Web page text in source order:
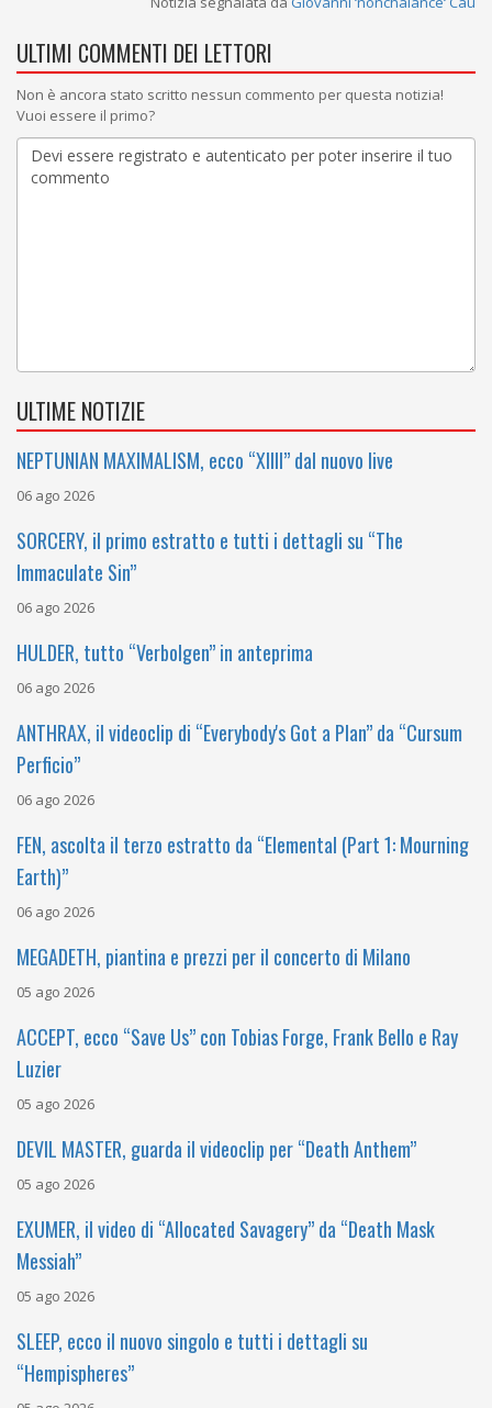
ULTIMI COMMENTI DEI LETTORI
Non è ancora stato scritto nessun commento per questa notizia!
Vuoi essere il primo?
ULTIME NOTIZIE
NEPTUNIAN MAXIMALISM, ecco “XIIII” dal nuovo live
06 ago 2026
SORCERY, il primo estratto e tutti i dettagli su “The
Immaculate Sin”
06 ago 2026
HULDER, tutto “Verbolgen” in anteprima
06 ago 2026
ANTHRAX, il videoclip di “Everybody's Got a Plan” da “Cursum
Perficio”
06 ago 2026
FEN, ascolta il terzo estratto da “Elemental (Part 1: Mourning
Earth)”
06 ago 2026
MEGADETH, piantina e prezzi per il concerto di Milano
05 ago 2026
ACCEPT, ecco “Save Us” con Tobias Forge, Frank Bello e Ray
Luzier
05 ago 2026
DEVIL MASTER, guarda il videoclip per “Death Anthem”
05 ago 2026
EXUMER, il video di “Allocated Savagery” da “Death Mask
Messiah”
05 ago 2026
SLEEP, ecco il nuovo singolo e tutti i dettagli su
“Hempispheres”